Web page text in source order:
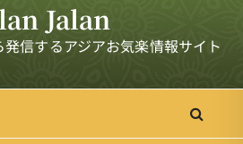
Jalan
信するアジアお気楽情報サイト